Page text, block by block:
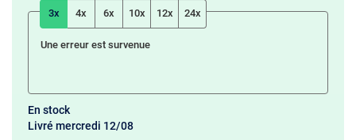
3x 4x 6x 10x 12x 24x
Une erreur est survenue
En stock
Livré mercredi 12/08